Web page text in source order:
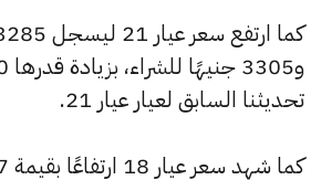
تحديثنا السابق لعيار عيار 21.